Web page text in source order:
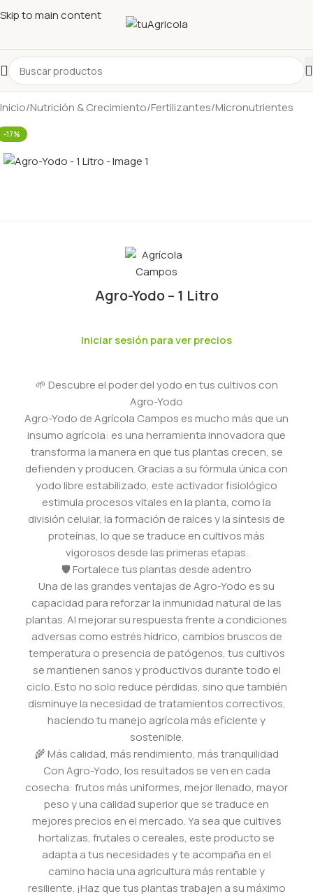
Skip to main content
Inicio/Nutrición & Crecimiento/Fertilizantes/Micronutrientes
-17%
Agro-Yodo – 1 Litro
Iniciar sesión para ver precios
🌱 Descubre el poder del yodo en tus cultivos con
Agro-Yodo
Agro-Yodo de Agrícola Campos es mucho más que un
insumo agrícola: es una herramienta innovadora que
transforma la manera en que tus plantas crecen, se
defienden y producen. Gracias a su fórmula única con
yodo libre estabilizado, este activador fisiológico
estimula procesos vitales en la planta, como la
división celular, la formación de raíces y la síntesis de
proteínas, lo que se traduce en cultivos más
vigorosos desde las primeras etapas.
🛡️ Fortalece tus plantas desde adentro
Una de las grandes ventajas de Agro-Yodo es su
capacidad para reforzar la inmunidad natural de las
plantas. Al mejorar su respuesta frente a condiciones
adversas como estrés hídrico, cambios bruscos de
temperatura o presencia de patógenos, tus cultivos
se mantienen sanos y productivos durante todo el
ciclo. Esto no solo reduce pérdidas, sino que también
disminuye la necesidad de tratamientos correctivos,
haciendo tu manejo agrícola más eficiente y
sostenible.
🌾 Más calidad, más rendimiento, más tranquilidad
Con Agro-Yodo, los resultados se ven en cada
cosecha: frutos más uniformes, mejor llenado, mayor
peso y una calidad superior que se traduce en
mejores precios en el mercado. Ya sea que cultives
hortalizas, frutales o cereales, este producto se
adapta a tus necesidades y te acompaña en el
camino hacia una agricultura más rentable y
resiliente. ¡Haz que tus plantas trabajen a su máximo